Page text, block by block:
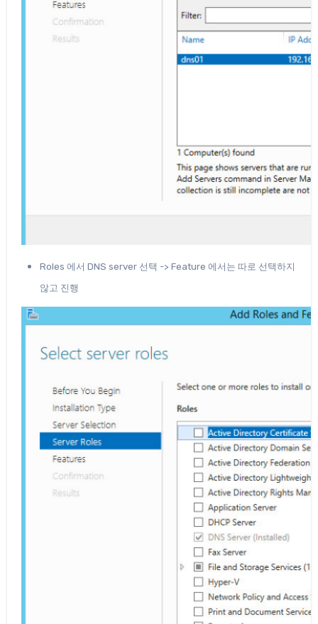
Roles 에서 DNS server 선택 -> Feature 에서는 따로 선택하지
않고 진행